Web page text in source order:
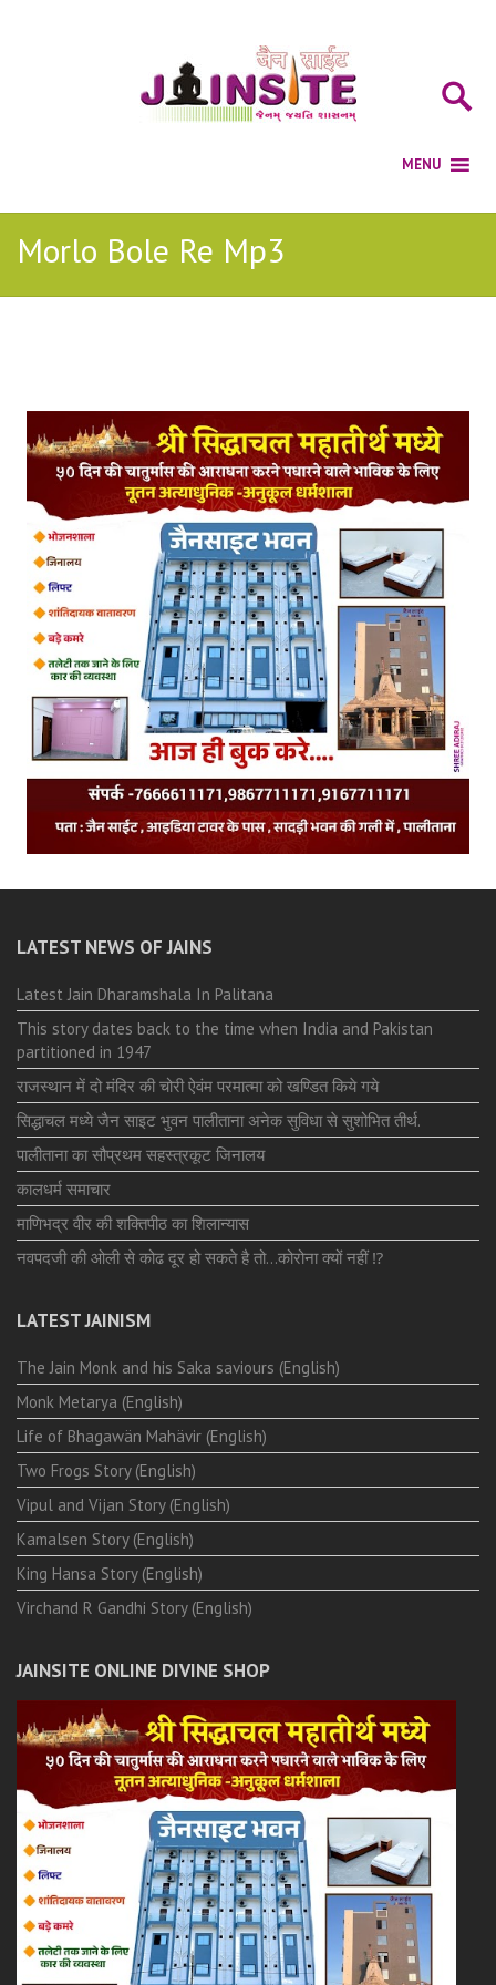
Morlo Bole Re Mp3
LATEST NEWS OF JAINS
Latest Jain Dharamshala In Palitana
This story dates back to the time when India and Pakistan
partitioned in 1947
राजस्थान में दो मंदिर की चोरी ऐवंम परमात्मा को खण्डित किये गये
सिद्धाचल मध्ये जैन साइट भुवन पालीताना अनेक सुविधा से सुशोभित तीर्थ.
पालीताना का सौप्रथम सहस्त्रकूट जिनालय
कालधर्म समाचार
माणिभद्र वीर की शक्तिपीठ का शिलान्यास
नवपदजी की ओली से कोढ दूर हो सकते है तो…कोरोना क्यों नहीं ⁉️
LATEST JAINISM
The Jain Monk and his Saka saviours (English)
Monk Metarya (English)
Life of Bhagawän Mahävir (English)
Two Frogs Story (English)
Vipul and Vijan Story (English)
Kamalsen Story (English)
King Hansa Story (English)
Virchand R Gandhi Story (English)
JAINSITE ONLINE DIVINE SHOP